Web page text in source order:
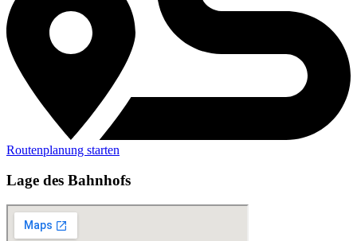
Routenplanung starten
Lage des Bahnhofs